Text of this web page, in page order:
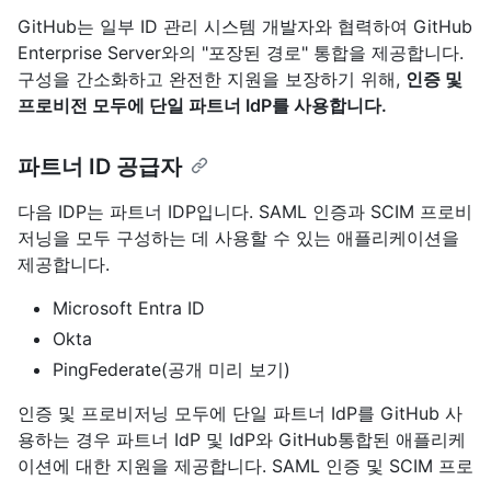
GitHub는 일부 ID 관리 시스템 개발자와 협력하여 GitHub
Enterprise Server와의 "포장된 경로" 통합을 제공합니다.
구성을 간소화하고 완전한 지원을 보장하기 위해, 인증 및
프로비전 모두에 단일 파트너 IdP를 사용합니다.
파트너 ID 공급자
다음 IDP는 파트너 IDP입니다. SAML 인증과 SCIM 프로비
저닝을 모두 구성하는 데 사용할 수 있는 애플리케이션을
제공합니다.
Microsoft Entra ID
Okta
PingFederate(공개 미리 보기)
인증 및 프로비저닝 모두에 단일 파트너 IdP를 GitHub 사
용하는 경우 파트너 IdP 및 IdP와 GitHub통합된 애플리케
이션에 대한 지원을 제공합니다. SAML 인증 및 SCIM 프로